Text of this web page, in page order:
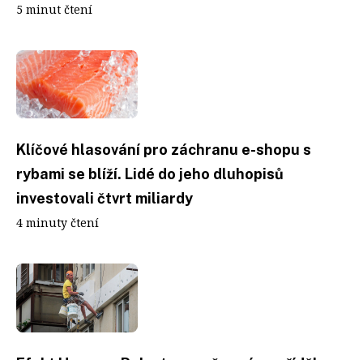
5 minut čtení
Klíčové hlasování pro záchranu e-shopu s
rybami se blíží. Lidé do jeho dluhopisů
investovali čtvrt miliardy
4 minuty čtení